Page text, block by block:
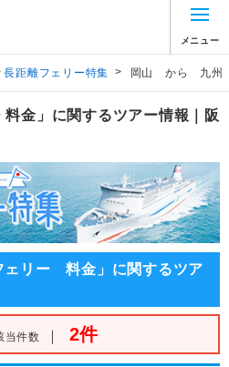
メニュー
長距離フェリー特集 > 岡山 から 九州
料金」に関するツアー情報｜阪
リー 料金」に関するツア
当件数 ｜ 2件